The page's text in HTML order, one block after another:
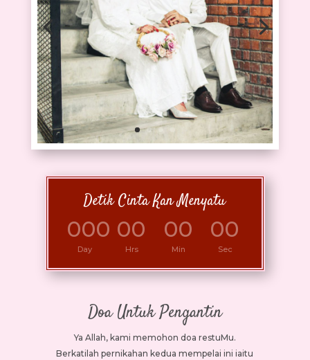
Detik Cinta Kan Menyatu
000
Day
00
Hrs
00
Min
00
Sec
Doa Untuk Pengantin
Ya Allah, kami memohon doa restuMu.
Berkatilah pernikahan kedua mempelai ini iaitu